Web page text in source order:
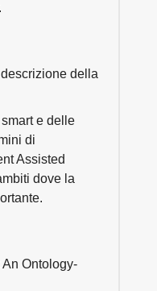
della
e delle
di
Assisted
dove la
Ontology-